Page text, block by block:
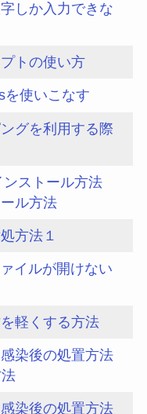
しか入力できな
トの使い方
を使いこなす
グを利用する際
ンストール方法
ル方法
方法１
イルが開けない
軽くする方法
染後の処置方法
染後の処置方法